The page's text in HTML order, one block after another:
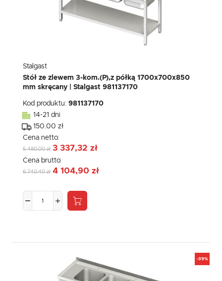
Stalgast
Stół ze zlewem 3-kom.(P),z półką 1700x700x850
mm skręcany | Stalgast 981137170
Kod produktu: 981137170
14-21 dni
150.00 zł
Cena netto:
5 480,00 zł 3 337,32 zł
Cena brutto:
6 740,40 zł 4 104,90 zł
-39%